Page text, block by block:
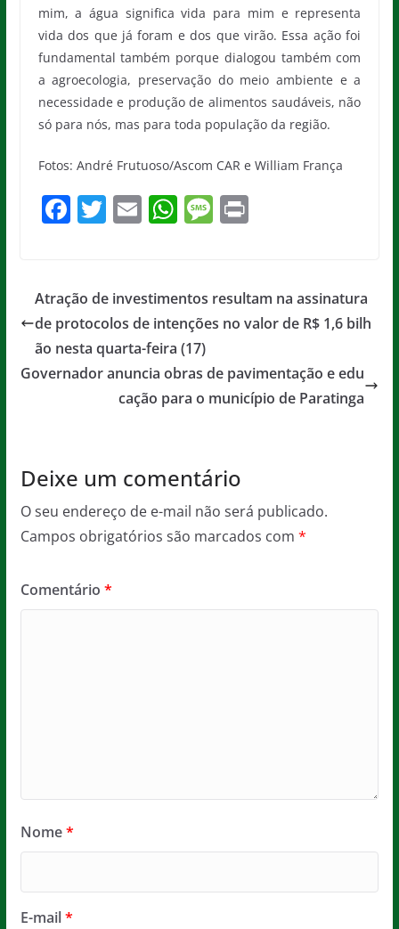
mim, a água significa vida para mim e representa
vida dos que já foram e dos que virão. Essa ação foi
fundamental também porque dialogou também com
a agroecologia, preservação do meio ambiente e a
necessidade e produção de alimentos saudáveis, não
só para nós, mas para toda população da região.
Fotos: André Frutuoso/Ascom CAR e William França
F
e
b
o
o
T
er
E
l
W
s
A
p
p
M
a
g
Pr
Atração de investimentos resultam na assinatura
de protocolos de intenções no valor de R$ 1,6 bilh
ão nesta quarta-feira (17)
Governador anuncia obras de pavimentação e edu
cação para o município de Paratinga
Deixe um comentário
O seu endereço de e-mail não será publicado.
Campos obrigatórios são marcados com *
Comentário *
Nome*
E-mail*